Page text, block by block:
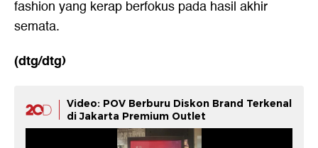
fashion yang kerap berfokus pada hasil akhir
semata.
(dtg/dtg)
Video: POV Berburu Diskon Brand Terkenal
di Jakarta Premium Outlet